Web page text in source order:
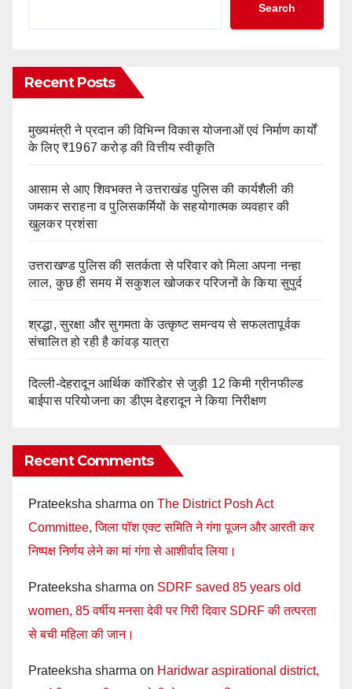
Search
Recent Posts
मुख्यमंत्री ने प्रदान की विभिन्न विकास योजनाओं एवं निर्माण कार्यों
के लिए ₹1967 करोड़ की वित्तीय स्वीकृति
आसाम से आए शिवभक्त ने उत्तराखंड पुलिस की कार्यशैली की
जमकर सराहना व पुलिसकर्मियों के सहयोगात्मक व्यवहार की
खुलकर प्रशंसा
उत्तराखण्ड पुलिस की सतर्कता से परिवार को मिला अपना नन्हा
लाल, कुछ ही समय में सकुशल खोजकर परिजनों के किया सुपुर्द
श्रद्धा, सुरक्षा और सुगमता के उत्कृष्ट समन्वय से सफलतापूर्वक
संचालित हो रही है कांवड़ यात्रा
दिल्ली-देहरादून आर्थिक कॉरिडोर से जुड़ी 12 किमी ग्रीनफील्ड
बाईपास परियोजना का डीएम देहरादून ने किया निरीक्षण
Recent Comments
Prateeksha sharma on The District Posh Act
Committee, जिला पॉश एक्ट समिति ने गंगा पूजन और आरती कर
निष्पक्ष निर्णय लेने का मां गंगा से आशीर्वाद लिया।
Prateeksha sharma on SDRF saved 85 years old
women, 85 वर्षीय मनसा देवी पर गिरी दिवार SDRF की तत्परता
से बची महिला की जान।
Prateeksha sharma on Haridwar aspirational district,